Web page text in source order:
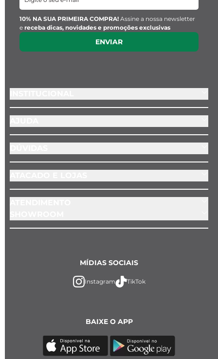
10% NA SUA PRIMEIRA COMPRA! Assine a nossa newsletter
e receba dicas, novidades e promoções exclusivas
ENVIAR
BAIXE O APP
MÍDIAS SOCIAIS
Instagram TikTok